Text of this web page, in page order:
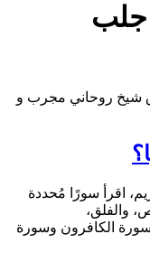
جلب
شيخ روحاني مجرب و
اقرأ سورًا مُحددة
والفلق،
سورة الكافرون وسورة